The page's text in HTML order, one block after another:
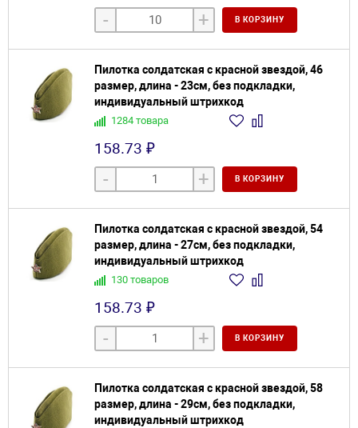
- + В КОРЗИНУ
Пилотка солдатская с красной звездой, 46
размер, длина - 23см, без подкладки,
индивидуальный штрихкод
1284 товара
158.73 ₽
- + В КОРЗИНУ
Пилотка солдатская с красной звездой, 54
размер, длина - 27см, без подкладки,
индивидуальный штрихкод
130 товаров
158.73 ₽
- + В КОРЗИНУ
Пилотка солдатская с красной звездой, 58
размер, длина - 29см, без подкладки,
индивидуальный штрихкод